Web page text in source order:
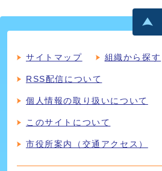
サイトマップ 組織から探す
RSS配信について
個人情報の取り扱いについて
このサイトについて
市役所案内（交通アクセス）